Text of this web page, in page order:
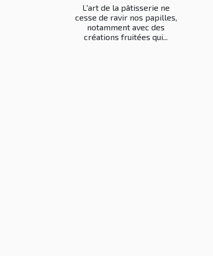
L'art de la pâtisserie ne
cesse de ravir nos papilles,
notamment avec des
créations fruitées qui...